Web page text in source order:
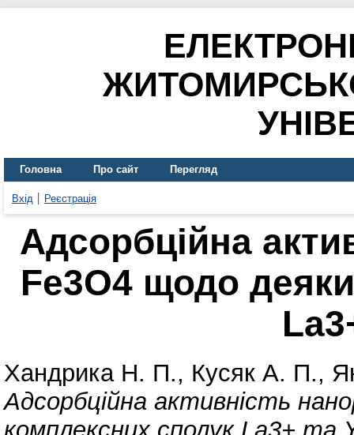
Головна Про сайт Перегляд
Вхід Реєстрація
Адсорбційна
Fe3O4 щодо
Хандрика Н. П., Кусяк А. П.,
Адсорбційна активність